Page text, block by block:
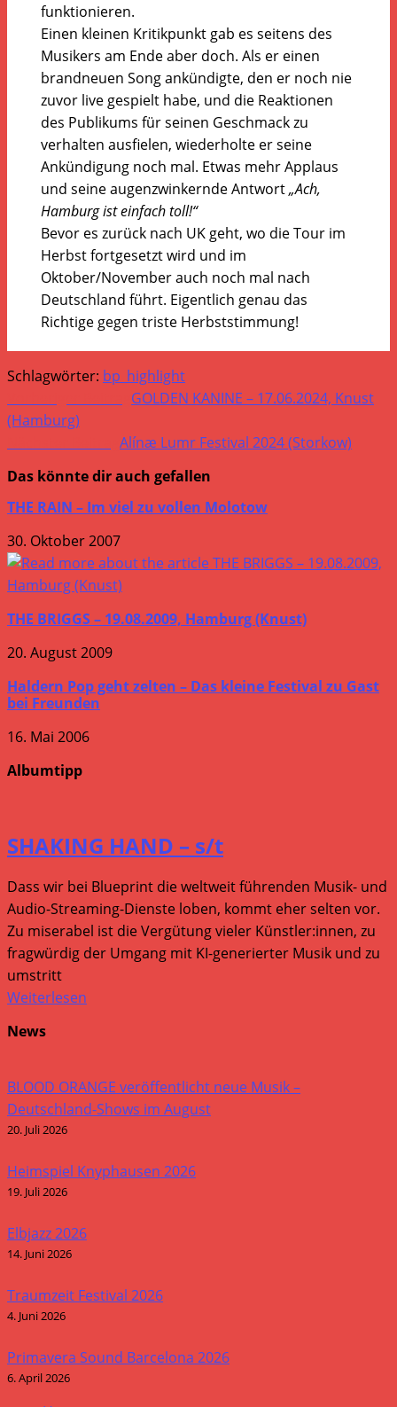
funktionieren.
Einen kleinen Kritikpunkt gab es seitens des
Musikers am Ende aber doch. Als er einen
brandneuen Song ankündigte, den er noch nie
zuvor live gespielt habe, und die Reaktionen
des Publikums für seinen Geschmack zu
verhalten ausfielen, wiederholte er seine
Ankündigung noch mal. Etwas mehr Applaus
und seine augenzwinkernde Antwort„Ach,
Hamburg ist einfach toll!“
Bevor es zurück nach UK geht, wo die Tour im
Herbst fortgesetzt wird und im
Oktober/November auch noch mal nach
Deutschland führt. Eigentlich genau das
Richtige gegen triste Herbststimmung!
Schlagwörter: bp_highlight
Weitere
Artikel
ansehen
GOLDEN KANINE – 17.06.2024, Knust
(Hamburg)
Alínæ Lumr Festival 2024 (Storkow)
Das könnte dir auch gefallen
THE RAIN – Im viel zu vollen Molotow
30. Oktober 2007
THE BRIGGS – 19.08.2009, Hamburg (Knust)
20. August 2009
Haldern Pop geht zelten – Das kleine Festival zu Gast
bei Freunden
16. Mai 2006
Albumtipp
SHAKING HAND – s/t
Dass wir bei Blueprint die weltweit führenden Musik- und
Audio-Streaming-Dienste loben, kommt eher selten vor.
Zu miserabel ist die Vergütung vieler Künstler:innen, zu
fragwürdig der Umgang mit KI-generierter Musik und zu
umstritt
Weiterlesen
News
BLOOD ORANGE veröffentlicht neue Musik –
Deutschland-Shows im August
20. Juli 2026
Heimspiel Knyphausen 2026
19. Juli 2026
Elbjazz 2026
14. Juni 2026
Traumzeit Festival 2026
4. Juni 2026
Primavera Sound Barcelona 2026
6. April 2026